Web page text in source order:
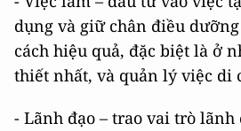
dụng và giữ chân điều
cách hiệu quả, đặc biệt là ở
thiết nhất, và quản lý việc di
- Lãnh đạo – trao vai trò lãnh